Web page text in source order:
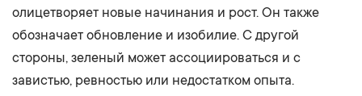
олицетворяет новые начинания и рост. Он также
обозначает обновление и изобилие. С другой
стороны, зеленый может ассоциироваться и с
завистью, ревностью или недостатком опыта.